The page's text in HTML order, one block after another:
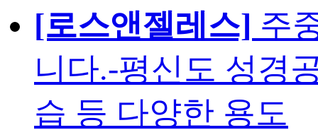
[로스앤젤레스] 주
니다.-평신도 성경
습 등 다양한 용도